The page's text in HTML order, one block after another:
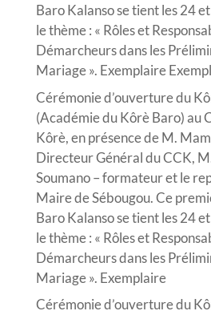
Baro Kalanso se tient les 24
le thème : « Rôles et
Démarcheurs dans les
Mariage ». Exemplaire
Cérémonie d’ouverture du
(Académie du Kôrè Baro) au
Kôrè, en présence de M.
Directeur Général du CCK,
Soumano – formateur et le
Maire de Sébougou. Ce
Baro Kalanso se tient les 24
le thème : « Rôles et
Démarcheurs dans les
Mariage ». Exemplaire
Cérémonie d’ouverture du